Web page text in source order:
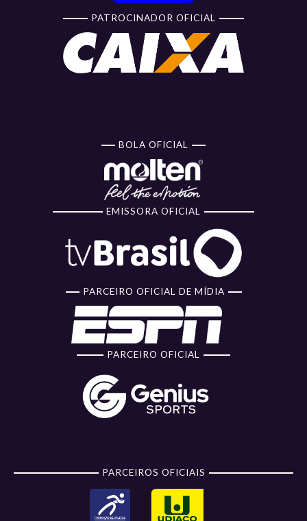
PATROCINADOR OFICIAL
BOLA OFICIAL
EMISSORA OFICIAL
PARCEIRO OFICIAL DE MÍDIA
PARCEIRO OFICIAL
PARCEIROS OFICIAIS